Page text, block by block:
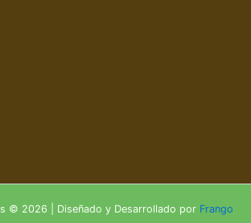
© 2026 | Diseñado y Desarrollado por Frango